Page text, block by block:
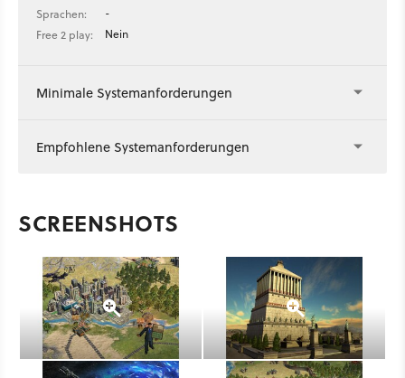
Sprachen:
-
Free 2 play:
Nein
Minimale Systemanforderungen
Empfohlene Systemanforderungen
SCREENSHOTS